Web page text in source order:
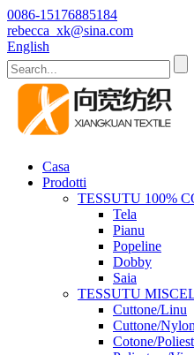
0086-15176885184
rebecca_xk@sina.com
English
Casa
Prodotti
TESSUTU 100%
Tela
Pianu
Popeline
Dobby
Saia
TESSUTU
Cuttone/Linu
Cuttone/Nylon
Cotone/